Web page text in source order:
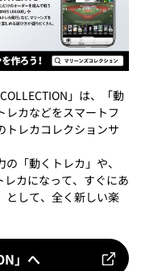
」は、「動
レカなどをスマートフ
トレカコレクションサ
「動くトレカ」や、
レカになって、すぐにあ
として、全く新しい楽
」へ